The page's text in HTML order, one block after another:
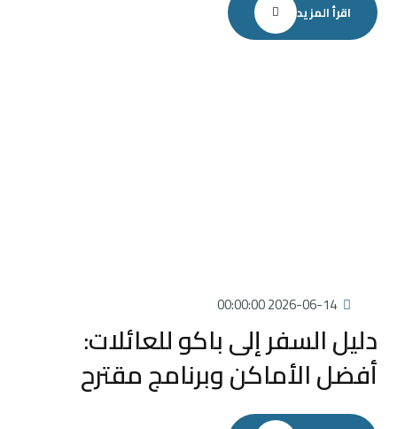
اقرأ المزيد
2026-06-14 00:00:00
دليل السفر إلى باكو للعائلات:
أفضل الأماكن وبرنامج مقترح